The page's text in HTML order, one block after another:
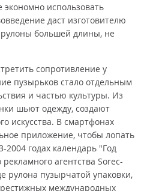
экономно использовать
даст изготовителю
большей длины, не
сопротивление у
пузырьков стало отдельным
и частью культуры. Из
шьют одежду, создают
искусства. В смартфонах
приложение, чтобы лопать
2004 годах календарь "Год
агентства Sorec-
рулона пузырчатой упаковки,
международных